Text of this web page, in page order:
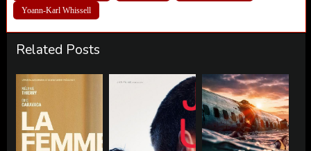
Yoann-Karl Whissell
Related Posts